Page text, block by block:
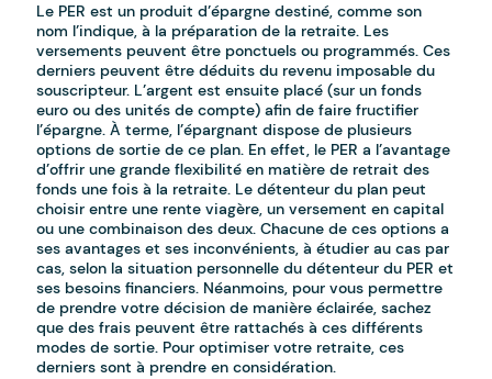
Le PER est un produit d’épargne destiné, comme son
nom l’indique, à la préparation de la retraite. Les
versements peuvent être ponctuels ou programmés. Ces
derniers peuvent être déduits du revenu imposable du
souscripteur. L’argent est ensuite placé (sur un fonds
euro ou des unités de compte) afin de faire fructifier
l’épargne. À terme, l’épargnant dispose de plusieurs
options de sortie de ce plan. En effet, le PER a l’avantage
d’offrir une grande flexibilité en matière de retrait des
fonds une fois à la retraite. Le détenteur du plan peut
choisir entre une rente viagère, un versement en capital
ou une combinaison des deux. Chacune de ces options a
ses avantages et ses inconvénients, à étudier au cas par
cas, selon la situation personnelle du détenteur du PER et
ses besoins financiers. Néanmoins, pour vous permettre
de prendre votre décision de manière éclairée, sachez
que des frais peuvent être rattachés à ces différents
modes de sortie. Pour optimiser votre retraite, ces
derniers sont à prendre en considération.